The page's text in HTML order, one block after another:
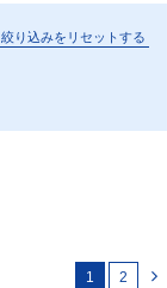
絞り込みをリセットする
1 2